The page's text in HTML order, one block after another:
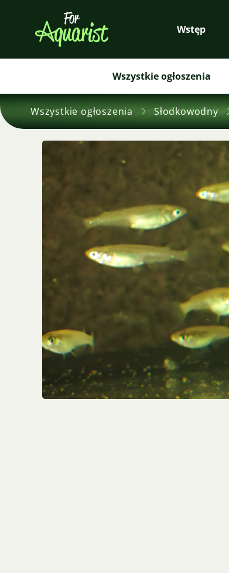
Wstęp
Wszystkie ogłoszenia
Wszystkie ogłoszenia Słodkowodny